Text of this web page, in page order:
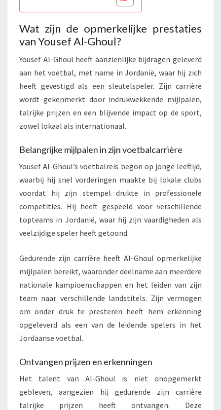
Wat zijn de opmerkelijke prestaties
van Yousef Al-Ghoul?
Yousef Al-Ghoul heeft aanzienlijke bijdragen geleverd
aan het voetbal, met name in Jordanië, waar hij zich
heeft gevestigd als een sleutelspeler. Zijn carrière
wordt gekenmerkt door indrukwekkende mijlpalen,
talrijke prijzen en een blijvende impact op de sport,
zowel lokaal als internationaal.
Belangrijke mijlpalen in zijn voetbalcarrière
Yousef Al-Ghoul’s voetbalreis begon op jonge leeftijd,
waarbij hij snel vorderingen maakte bij lokale clubs
voordat hij zijn stempel drukte in professionele
competities. Hij heeft gespeeld voor verschillende
topteams in Jordanië, waar hij zijn vaardigheden als
veelzijdige speler heeft getoond.
Gedurende zijn carrière heeft Al-Ghoul opmerkelijke
mijlpalen bereikt, waaronder deelname aan meerdere
nationale kampioenschappen en het leiden van zijn
team naar verschillende landstitels. Zijn vermogen
om onder druk te presteren heeft hem erkenning
opgeleverd als een van de leidende spelers in het
Jordaanse voetbal.
Ontvangen prijzen en erkenningen
Het talent van Al-Ghoul is niet onopgemerkt
gebleven, aangezien hij gedurende zijn carrière
talrijke prijzen heeft ontvangen. Deze